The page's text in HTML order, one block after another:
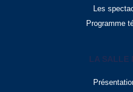
Les
Programme
LA SALLE